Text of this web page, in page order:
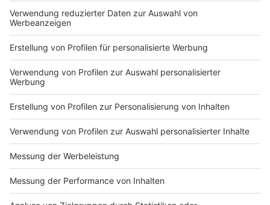
Stadtteile mit besonders hoher Wahlbeteiligung:
Himmelgeist: 92,67%
Angermund: 91,21%
Kalkum: 91,08%
Stadtteile mit besonders niedriger Wahlbeteiligung:
Hafen: 37.29%
Garath: 70,80%
Lierenfeld: 70,86%
Anzeige